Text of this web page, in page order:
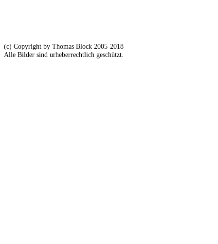
(c) Copyright by Thomas Block 2005-2018
Alle Bilder sind urheberrechtlich geschützt.